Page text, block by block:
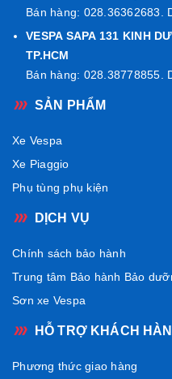
Thay đổi lớn nhất ở
chỉnh cho công suất 10,6
và chỉ tiêu hao 1.85l/
các dòng xe Vespa từ
trang bị đồng hồ LCD
Bán hàng: 028.36362683.
VESPA SAPA 131 KINH
TP.HCM
Bán hàng: 028.38778855.
SẢN PHẨM
Xe Vespa
Xe Piaggio
Phụ tùng phụ kiện
DỊCH VỤ
Chính sách bảo hành
Trung tâm Bảo hành Bảo
Sơn xe Vespa
HỖ TRỢ KHÁCH
Phương thức giao hàng